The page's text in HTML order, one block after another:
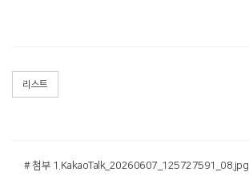
리스트
# 첨부 1.KakaoTalk_20260607_125727591_08.jpg